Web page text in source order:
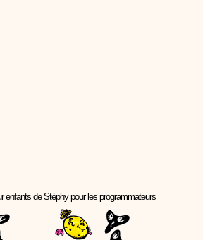
enfants de Stéphy pour les programmateurs